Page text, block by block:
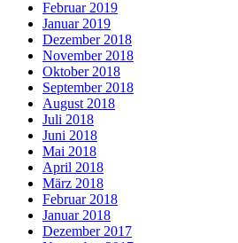
Februar 2019
Januar 2019
Dezember 2018
November 2018
Oktober 2018
September 2018
August 2018
Juli 2018
Juni 2018
Mai 2018
April 2018
März 2018
Februar 2018
Januar 2018
Dezember 2017